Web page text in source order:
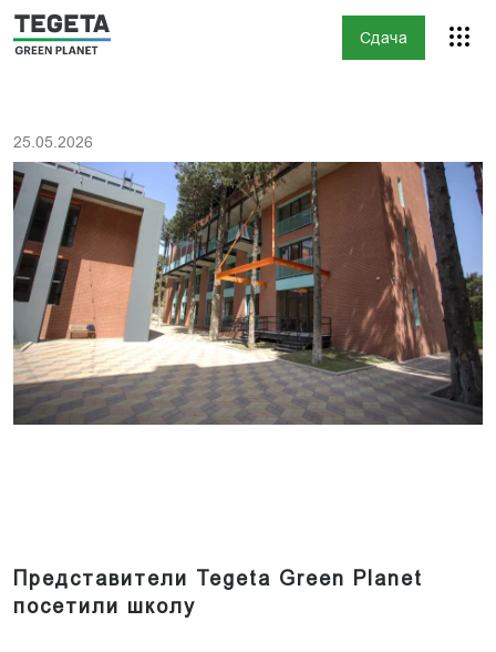
Сдача
25.05.2026
Представители Tegeta Green Planet
посетили школу